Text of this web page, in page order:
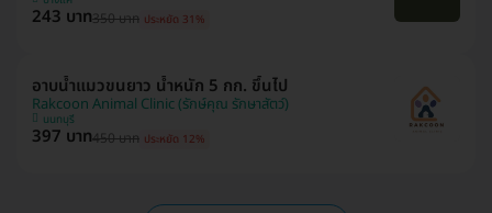
243 บาท350 บาท ประหยัด 31%
อาบน้ำแมวขนยาว น้ำหนัก 5 กก. ขึ้นไป
Rakcoon Animal Clinic (รักษ์คุณ รักษาสัตว์)
นนทบุรี
397 บาท450 บาท ประหยัด 12%